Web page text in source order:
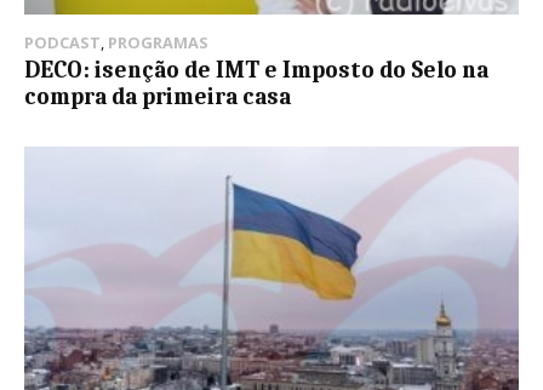
PODCAST, PROGRAMAS
DECO: isenção de IMT e Imposto do Selo na
compra da primeira casa